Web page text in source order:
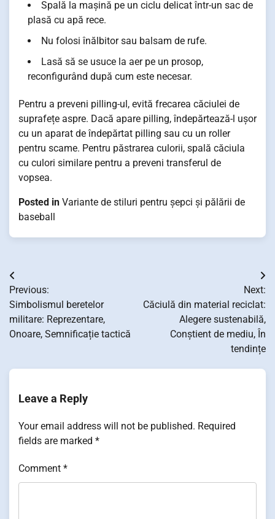
Spală la mașină pe un ciclu delicat într-un sac de
plasă cu apă rece.
Nu folosi înălbitor sau balsam de rufe.
Lasă să se usuce la aer pe un prosop,
reconfigurând după cum este necesar.
Pentru a preveni pilling-ul, evită frecarea căciulei de
suprafețe aspre. Dacă apare pilling, îndepărtează-l ușor
cu un aparat de îndepărtat pilling sau cu un roller
pentru scame. Pentru păstrarea culorii, spală căciula
cu culori similare pentru a preveni transferul de
vopsea.
Posted in Variante de stiluri pentru șepci și pălării de
baseball
Post
navigation
Previous:
Simbolismul beretelor
militare: Reprezentare,
Onoare, Semnificație tactică
Next:
Căciulă din material reciclat:
Alegere sustenabilă,
Conștient de mediu, În
tendințe
Leave a Reply
Your email address will not be published. Required
fields are marked *
Comment *